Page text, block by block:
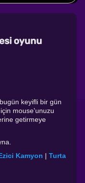
oyunu
keyifli bir gün
mouse'unuzu
getirmeye
Kamyon | Turta